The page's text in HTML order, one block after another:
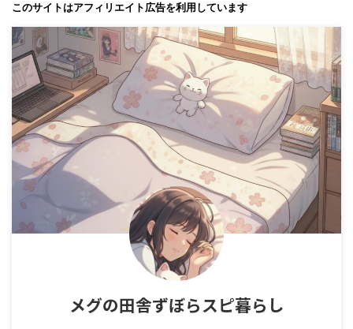
このサイトはアフィリエイト広告を利用しています
メグの田舎ずぼらスピ暮らし